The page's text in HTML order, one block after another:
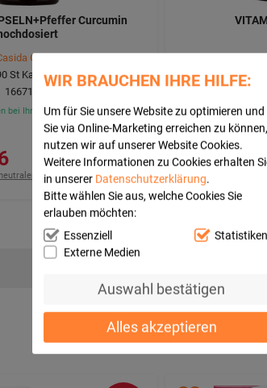
WIR BRAUCHEN IHRE HILFE:
Um für Sie unsere Website zu optimieren und
Sie via Online-Marketing erreichen zu können,
nutzen wir auf unserer Website Cookies.
Weitere Informationen zu Cookies erhalten
in unserer Datenschutzerklärung.
Bitte wählen Sie aus, welche Cookies Sie
erlauben möchten:
Essenziell
Statistiken
Externe Medien
Auswahl bestätigen
Alles akzeptieren
Curcumin
GmbH
St Kapseln
16671995
bei Ihnen (innerhalb Deutschlands)
Versand
19,85
Statt:24,95 €³
Auf Lager - In 1-3
inkl. Mwst. zzgl.
397,00 €pro 1 l